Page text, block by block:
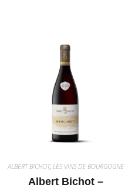
ALBERT BICHOT, LES VINS DE BOURGOGNE
Albert Bichot –